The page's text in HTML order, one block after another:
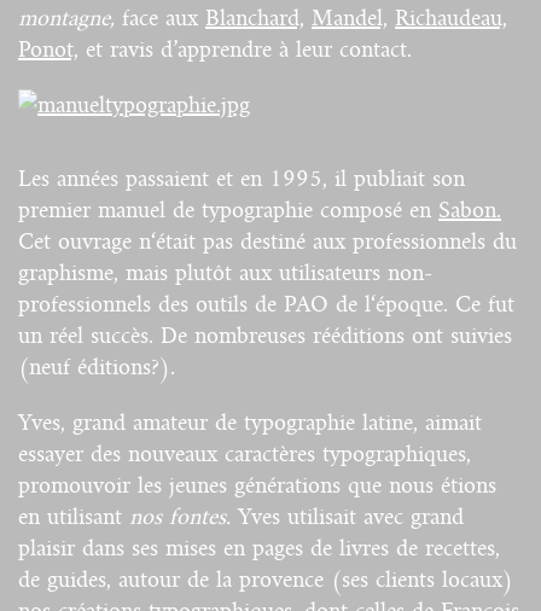
montagne, face aux Blanchard, Mandel, Richaudeau,
Ponot, et ravis d’apprendre à leur contact.
Les années passaient et en 1995, il publiait son
premier manuel de typographie composé en Sabon.
Cet ouvrage n‘était pas destiné aux professionnels du
graphisme, mais plutôt aux utilisateurs non-
professionnels des outils de PAO de l‘époque. Ce fut
un réel succès. De nombreuses rééditions ont suivies
(neuf éditions?).
Yves, grand amateur de typographie latine, aimait
essayer des nouveaux caractères typographiques,
promouvoir les jeunes générations que nous étions
en utilisant nos fontes. Yves utilisait avec grand
plaisir dans ses mises en pages de livres de recettes,
de guides, autour de la provence (ses clients locaux)